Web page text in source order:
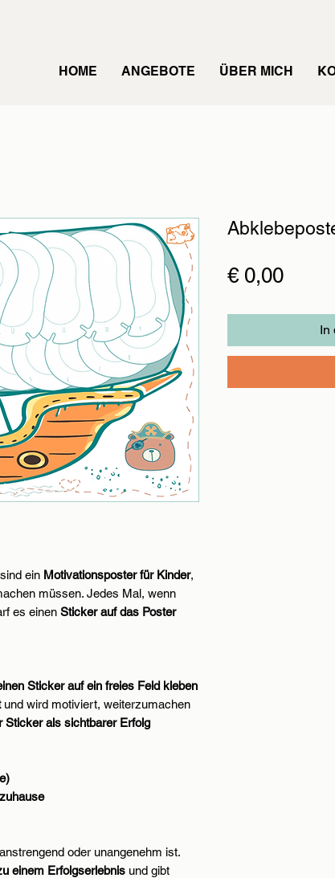
HOME ANGEBOTE ÜBER MICH
ein Motivationsposter für Kinder,
müssen. Jedes Mal, wenn
es einen Sticker auf das Poster
Sticker auf ein freies Feld kleben
und wird motiviert, weiterzumachen
Sticker als sichtbarer Erfolg
oder unangenehm ist.
einem Erfolgserlebnis und gibt
€ 0,00Preis
In